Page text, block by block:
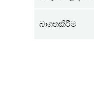
බාගතකිරීම